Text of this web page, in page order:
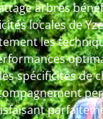
arbres
locales de
les
spécificités de